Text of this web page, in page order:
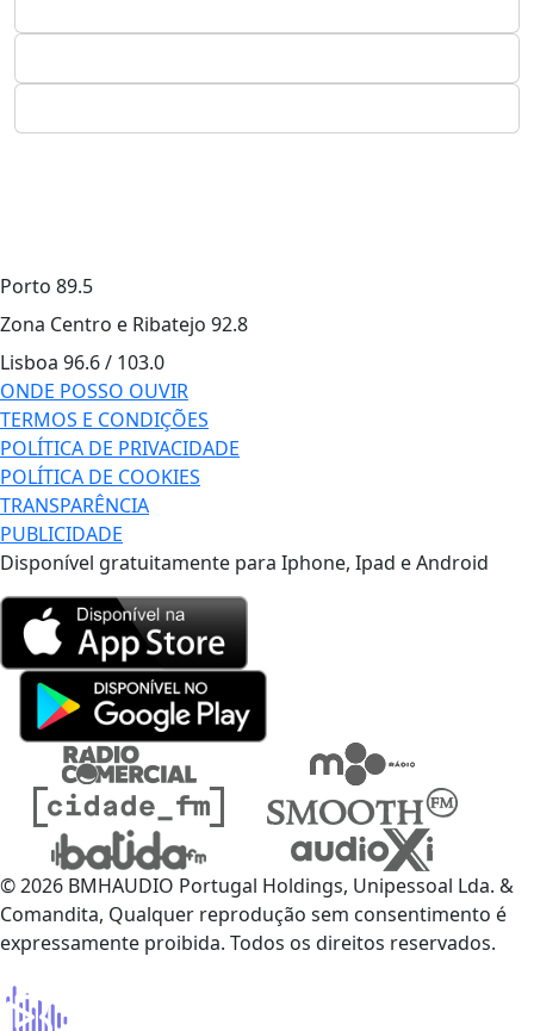
Porto 89.5
Zona Centro e Ribatejo 92.8
Lisboa 96.6 / 103.0
ONDE POSSO OUVIR
TERMOS E CONDIÇÕES
POLÍTICA DE PRIVACIDADE
POLÍTICA DE COOKIES
TRANSPARÊNCIA
PUBLICIDADE
Disponível gratuitamente para Iphone, Ipad e Android
© 2026 BMHAUDIO Portugal Holdings, Unipessoal Lda. &
Comandita, Qualquer reprodução sem consentimento é
expressamente proibida. Todos os direitos reservados.